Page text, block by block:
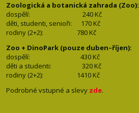
Zoologická a botanická zahrada (Zoo):
dospělí:
240 Kč
děti, studenti, senioři: 170 Kč
rodiny (2+2): 780 Kč
Zoo + DinoPark (pouze duben–říjen):
dospělí: 430 Kč
děti a studenti: 320 Kč
rodiny (2+2): 1410 Kč
Podrobné vstupné a slevy zde.